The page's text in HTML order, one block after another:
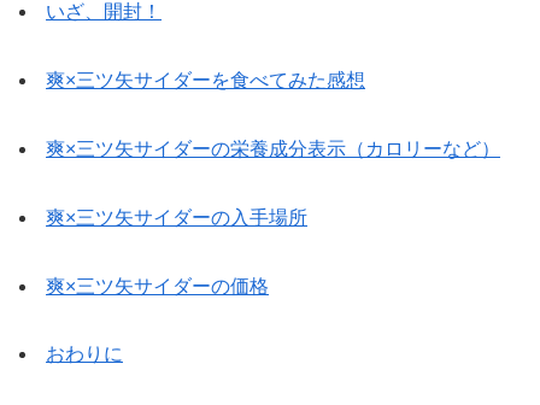
いざ、開封！
爽×三ツ矢サイダーを食べてみた感想
爽×三ツ矢サイダーの栄養成分表示（カロリーなど）
爽×三ツ矢サイダーの入手場所
爽×三ツ矢サイダーの価格
おわりに